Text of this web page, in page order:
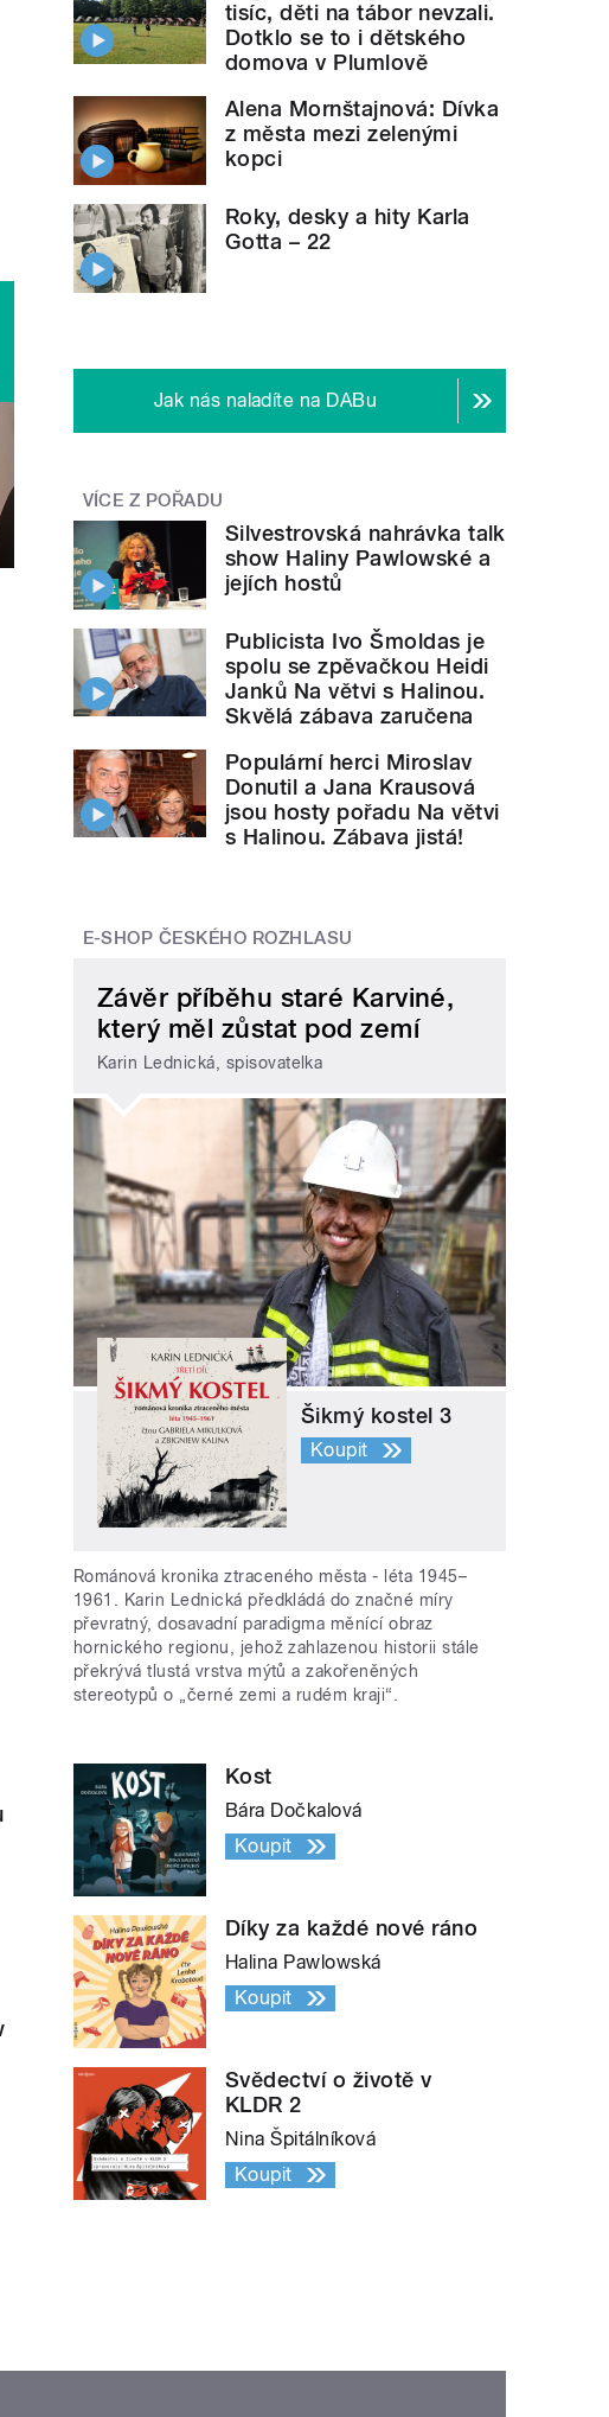
tisíc, děti na tábor nevzali.
Dotklo se to i dětského
domova v Plumlově
Alena Mornštajnová: Dívka
z města mezi zelenými
kopci
Roky, desky a hity Karla
Gotta – 22
Jak nás naladíte na DABu
VÍCE Z POŘADU
Silvestrovská nahrávka talk
show Haliny Pawlowské a
jejích hostů
Publicista Ivo Šmoldas je
spolu se zpěvačkou Heidi
Janků Na větvi s Halinou.
Skvělá zábava zaručena
Populární herci Miroslav
Donutil a Jana Krausová
jsou hosty pořadu Na větvi
s Halinou. Zábava jistá!
E-SHOP ČESKÉHO ROZHLASU
Závěr příběhu staré Karviné,
který měl zůstat pod zemí
Karin Lednická, spisovatelka
Šikmý kostel 3
Koupit
Románová kronika ztraceného města - léta 1945–
1961. Karin Lednická předkládá do značné míry
převratný, dosavadní paradigma měnící obraz
hornického regionu, jehož zahlazenou historii stále
překrývá tlustá vrstva mýtů a zakořeněných
stereotypů o „černé zemi a rudém kraji“.
Kost
Bára Dočkalová
Koupit
Díky za každé nové ráno
Halina Pawlowská
Koupit
Svědectví o životě v
KLDR 2
Nina Špitálníková
Koupit